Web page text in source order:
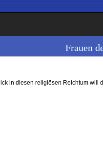
Frauen
in diesen religiösen Reichtum will